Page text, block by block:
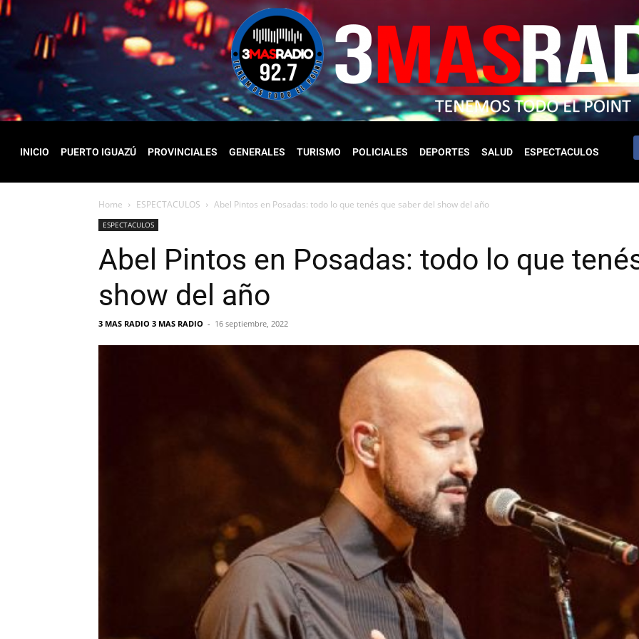
INICIO PUERTO IGUAZÚ PROVINCIALES GENERALES TURISMO POLICIALES DEPORTES SALUD ESPECTACULOS
Home ESPECTACULOS Abel Pintos en Posadas: todo lo que tenés que saber del show del año
ESPECTACULOS
Abel Pintos en Posadas: todo lo que
show del año
3 MAS RADIO 3 MAS RADIO - 16 septiembre, 2022